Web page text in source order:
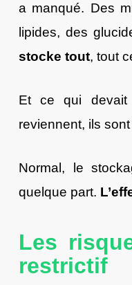
a manqué. Des
lipides, des
stocke tout, tout
Et ce qui
reviennent, ils
Normal, le
quelque part.
Les
restrictif